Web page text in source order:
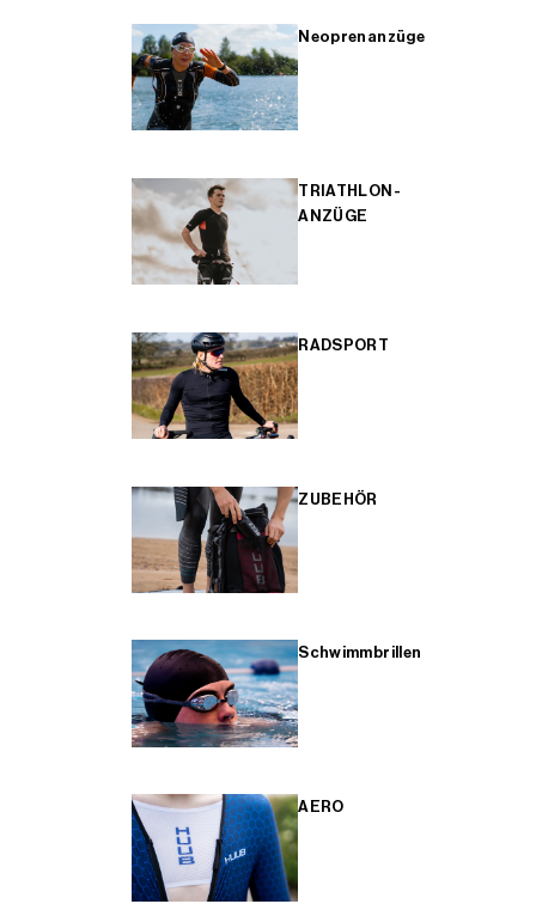
Neoprenanzüge
TRIATHLON-
ANZÜGE
RADSPORT
ZUBEHÖR
Schwimmbrillen
AERO